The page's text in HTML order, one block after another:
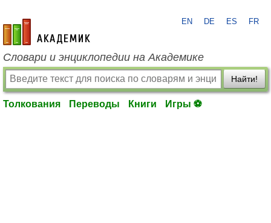
academic.ru
EN DE ES FR
Словари и энциклопедии на Академике
Найти!
Толкования Переводы Книги Игры ⚽